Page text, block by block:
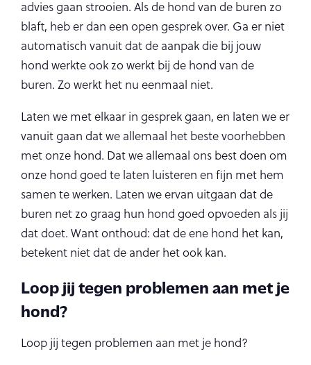
advies gaan strooien. Als de hond van de buren zo
blaft, heb er dan een open gesprek over. Ga er niet
automatisch vanuit dat de aanpak die bij jouw
hond werkte ook zo werkt bij de hond van de
buren. Zo werkt het nu eenmaal niet.
Laten we met elkaar in gesprek gaan, en laten we er
vanuit gaan dat we allemaal het beste voorhebben
met onze hond. Dat we allemaal ons best doen om
onze hond goed te laten luisteren en fijn met hem
samen te werken. Laten we ervan uitgaan dat de
buren net zo graag hun hond goed opvoeden als jij
dat doet. Want onthoud: dat de ene hond het kan,
betekent niet dat de ander het ook kan.
Loop jij tegen problemen aan met je
hond?
Loop jij tegen problemen aan met je hond?